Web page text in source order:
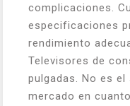
complicaciones.
especificaciones
rendimiento
Televisores de
pulgadas. No es
mercado en